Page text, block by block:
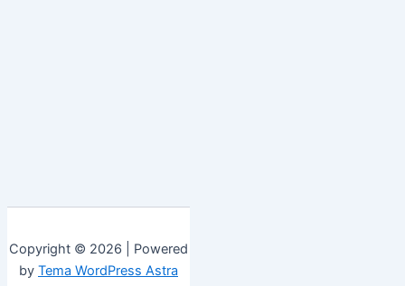
Copyright © 2026 | Powered
by Tema WordPress Astra